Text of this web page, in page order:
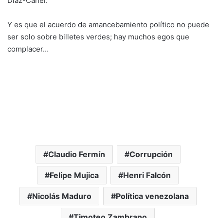
Y es que el acuerdo de amancebamiento político no puede
ser solo sobre billetes verdes; hay muchos egos que
complacer…
Claudio Fermín Corrupción
Felipe Mujica Henri Falcón
Nicolás Maduro Política venezolana